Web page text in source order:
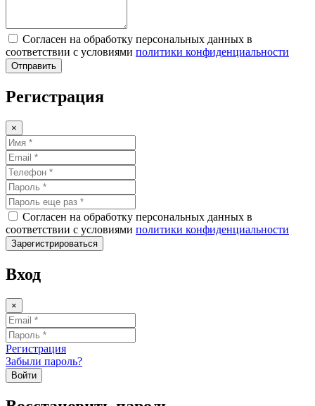
Согласен на обработку персональных данных в
соответствии с условиями политики конфиденциальности
Отправить
Регистрация
×
Согласен на обработку персональных данных в
соответствии с условиями политики конфиденциальности
Зарегистрироваться
Вход
×
Регистрация
Забыли пароль?
Войти